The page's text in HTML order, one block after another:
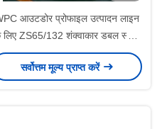
आउटडोर प्रोफाइल उत्पादन लाइन
ZS65/132 शंक्वाकार डबल स्क्रू
एक्सट्रूडर मशीन
सर्वोत्तम मूल्य प्राप्त करें